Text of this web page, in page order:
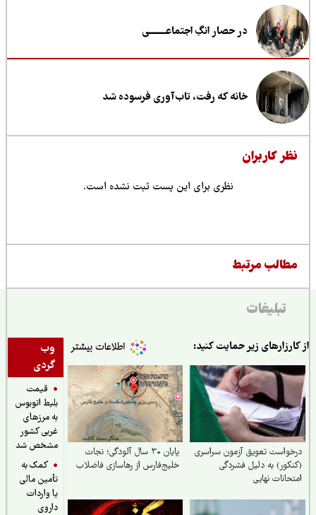
در حصار انگِ اجتماعــــــــی
خانه که رفت، تاب‌آوری فرسوده شد
کاربران
نظری برای این پست ثبت نشده است.
مرتبط
تبلیغات
وب
گردی
قیمت
بلیط اتوبوس
به مرزهای
غربی کشور
مشخص شد
کمک به
تأمین مالی
یا واردات
زیر حمایت کنید:
تعویق آزمون سراسری
به دلیل فشردگی
نهایی
پایان ۳۰ سال آلودگی؛ نجات
خلیج‌فارس از رهاسازی فاضلاب